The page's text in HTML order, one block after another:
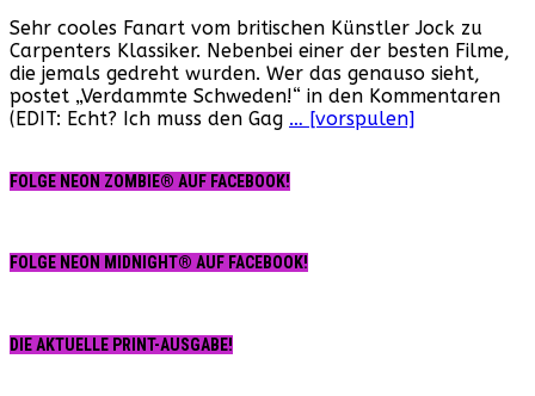
zu
Carpenters
„Das
Ding
aus
anderen
Welt“!
Sehr cooles Fanart vom britischen Künstler Jock zu
Carpenters Klassiker. Nebenbei einer der besten Filme,
die jemals gedreht wurden. Wer das genauso sieht,
postet „Verdammte Schweden!“ in den Kommentaren
(EDIT: Echt? Ich muss den Gag … [vorspulen]
FOLGE NEON ZOMBIE® AUF FACEBOOK!
FOLGE NEON MIDNIGHT® AUF FACEBOOK!
DIE AKTUELLE PRINT-AUSGABE!